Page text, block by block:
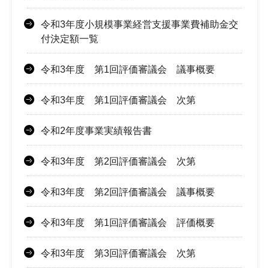
令和3年度小規模事業経営支援事業費補助金交
付決定額一覧
令和3年度 第1回評価審議会 議事概要
令和3年度 第1回評価審議会 次第
令和2年度事業実績報告書
令和3年度 第2回評価審議会 次第
令和3年度 第2回評価審議会 議事概要
令和3年度 第1回評価審議会 評価概要
令和3年度 第3回評価審議会 次第